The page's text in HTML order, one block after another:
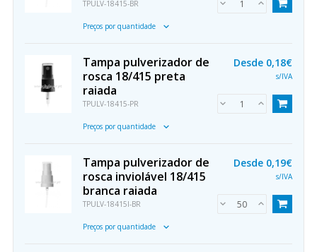
TPULV-18415-BR
Preços por quantidade
Tampa pulverizador de
rosca 18/415 preta
raiada
TPULV-18415-PR
Preços por quantidade
Desde 0,18€
s/IVA
Tampa pulverizador de
rosca inviolável 18/415
branca raiada
TPULV-18415I-BR
Preços por quantidade
Desde 0,19€
s/IVA